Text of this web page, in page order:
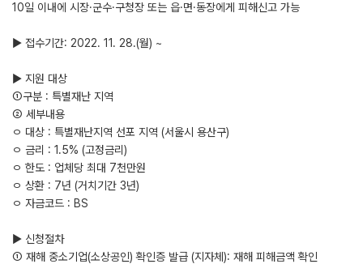
10일 이내에 시장·군수·구청장 또는 읍·면·동장에게 피해신고 가능
▶ 접수기간: 2022. 11. 28.(월) ~
▶ 지원 대상
①구분 : 특별재난 지역
② 세부내용
ㅇ 대상 : 특별재난지역 선포 지역 (서울시 용산구)
ㅇ 금리 : 1.5% (고정금리)
ㅇ 한도 : 업체당 최대 7천만원
ㅇ 상환 : 7년 (거치기간 3년)
ㅇ 자금코드 : BS
▶ 신청절차
① 재해 중소기업(소상공인) 확인증 발급 (지자체): 재해 피해금액 확인